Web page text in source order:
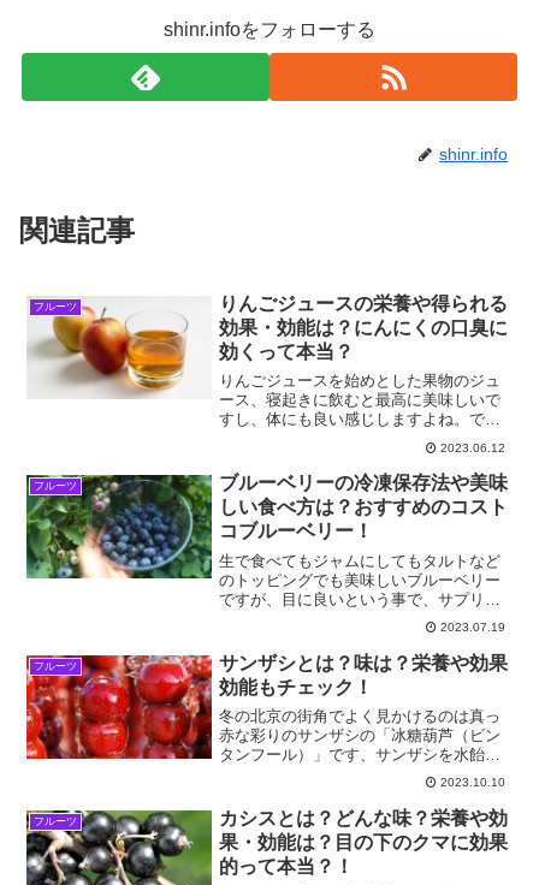
shinr.infoをフォローする
shinr.info
関連記事
フルーツ
りんごジュースの栄養や得られる
効果・効能は？にんにくの口臭に
効くって本当？
りんごジュースを始めとした果物のジュ
ース、寝起きに飲むと最高に美味しいで
すし、体にも良い感じしますよね。でも
実は、りんごジュースの効果は、食後に
飲んだほうが強く体感できますよ。ま
た、効果効能も抜群。そんなりんごジュ
ースの凄さについて、今回は...
2023.06.12
フルーツ
ブルーベリーの冷凍保存法や美味
しい食べ方は？おすすめのコスト
コブルーベリー！
生で食べてもジャムにしてもタルトなど
のトッピングでも美味しいブルーベリー
ですが、目に良いという事で、サプリメ
ントも多く流通しています。最近は冷凍
のブルーベリーもよく売られています
が、自宅で生のブルーベリーを冷凍する
時の方法や、ブルーベリーの...
2023.07.19
フルーツ
サンザシとは？味は？栄養や効果
効能もチェック！
冬の北京の街角でよく見かけるのは真っ
赤な彩りのサンザシの「冰糖葫芦（ビン
タンフール）」です、サンザシを水飴で
コーティングし、串に刺し通して見た目
はとてもきれいです。昨年筆者が中国に
行ったとき、「冰糖葫芦（ビンタンフー
ル）」を食べる機会があっ...
2023.10.10
フルーツ
カシスとは？どんな味？栄養や効
果・効能は？目の下のクマに効果
的って本当？！